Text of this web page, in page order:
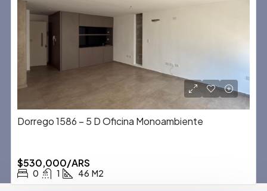
Dorrego 1586 – 5 D Oficina Monoambiente
$530,000/ARS
0 1 46 M2